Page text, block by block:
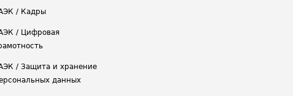
/ Кадры
/ Цифровая
/ Защита и хранение
данных